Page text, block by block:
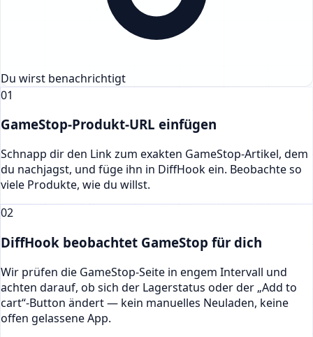
Du wirst benachrichtigt
01
GameStop-Produkt-URL einfügen
Schnapp dir den Link zum exakten GameStop-Artikel, dem
du nachjagst, und füge ihn in DiffHook ein. Beobachte so
viele Produkte, wie du willst.
02
DiffHook beobachtet GameStop für dich
Wir prüfen die GameStop-Seite in engem Intervall und
achten darauf, ob sich der Lagerstatus oder der „Add to
cart“-Button ändert — kein manuelles Neuladen, keine
offen gelassene App.